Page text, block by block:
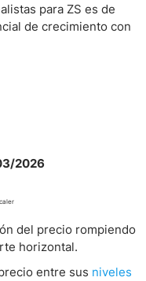
para ZS es de
de crecimiento con
del precio rompiendo
horizontal.
entre sus niveles